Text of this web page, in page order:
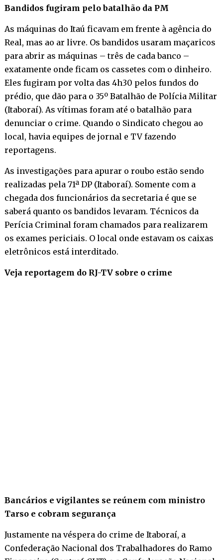
Bandidos fugiram pelo batalhão da PM
As máquinas do Itaú ficavam em frente à agência do
Real, mas ao ar livre. Os bandidos usaram maçaricos
para abrir as máquinas – três de cada banco –
exatamente onde ficam os cassetes com o dinheiro.
Eles fugiram por volta das 4h30 pelos fundos do
prédio, que dão para o 35º Batalhão de Polícia Militar
(Itaboraí). As vítimas foram até o batalhão para
denunciar o crime. Quando o Sindicato chegou ao
local, havia equipes de jornal e TV fazendo
reportagens.
As investigações para apurar o roubo estão sendo
realizadas pela 71ª DP (Itaboraí). Somente com a
chegada dos funcionários da secretaria é que se
saberá quanto os bandidos levaram. Técnicos da
Perícia Criminal foram chamados para realizarem
os exames periciais. O local onde estavam os caixas
eletrônicos está interditado.
Veja reportagem do RJ-TV sobre o crime
Bancários e vigilantes se reúnem com ministro
Tarso e cobram segurança
Justamente na véspera do crime de Itaboraí, a
Confederação Nacional dos Trabalhadores do Ramo